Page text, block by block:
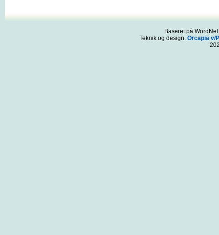
Baseret på
Teknik og design: Orcapia v/